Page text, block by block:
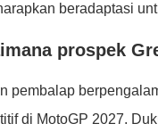
beradaptasi
prospek
pembalap
di MotoGP 2027.